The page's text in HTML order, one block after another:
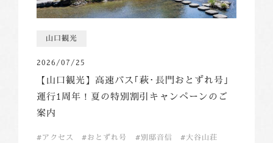
山口観光
2026/07/25
【山口観光】高速バス｢萩･長門おとずれ号｣
運行1周年！夏の特別割引キャンペーンのご
案内
アクセス おとずれ号 別邸音信
大谷山荘